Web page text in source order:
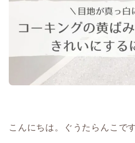
こんにちは。ぐうたらんこです